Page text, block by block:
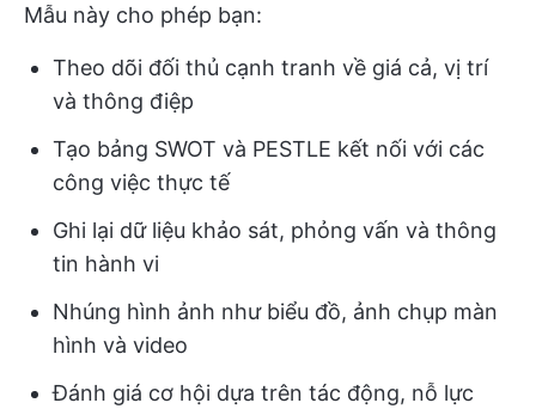
Mẫu này cho phép bạn:
Theo dõi đối thủ cạnh tranh về giá cả, vị trí
và thông điệp
Tạo bảng SWOT và PESTLE kết nối với các
công việc thực tế
Ghi lại dữ liệu khảo sát, phỏng vấn và thông
tin hành vi
Nhúng hình ảnh như biểu đồ, ảnh chụp màn
hình và video
Đánh giá cơ hội dựa trên tác động, nỗ lực